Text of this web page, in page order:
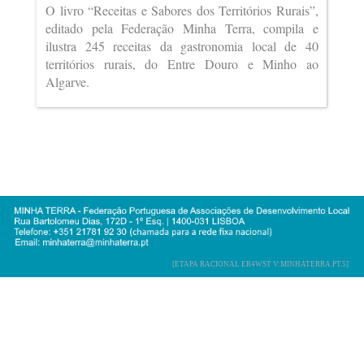
O livro “Receitas e Sabores dos Territórios Rurais”,
editado pela Federação Minha Terra, compila e
ilustra 245 receitas da gastronomia local de 40
territórios rurais, do Entre Douro e Minho ao
Algarve.
[ETAPA RACIONAL ER4WST V:MINHATERRA.PT.5]